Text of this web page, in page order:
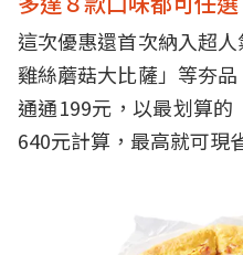
這次優惠還首次納入超
雞絲蘑菇大比薩」等夯
通通199元，以最划算
640元計算，最高就可現